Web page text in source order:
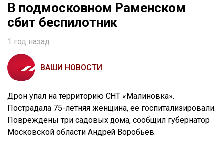
В подмосковном Раменском
сбит беспилотник
1 год назад
ВАШИ НОВОСТИ
Дрон упал на территорию СНТ «Малиновка».
Пострадала 75-летняя женщина, её госпитализировали.
Повреждены три садовых дома, сообщил губернатор
Московской области Андрей Воробьёв.